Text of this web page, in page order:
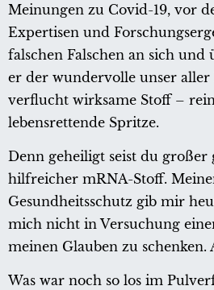
Meinungen zu Covid-19, vor
Expertisen und
falschen Falschen an sich und
er der wundervolle unser aller
verflucht wirksame Stoff –
lebensrettende Spritze.
Denn geheiligt seist du
hilfreicher mRNA-Stoff.
Gesundheitsschutz gib mir
mich nicht in Versuchung
meinen Glauben zu schenken.
Was war noch so los im